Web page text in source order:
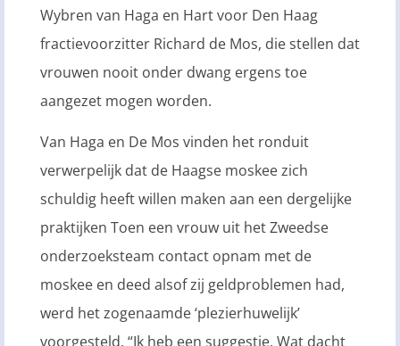
Wybren van Haga en Hart voor Den Haag
fractievoorzitter Richard de Mos, die stellen dat
vrouwen nooit onder dwang ergens toe
aangezet mogen worden.
Van Haga en De Mos vinden het ronduit
verwerpelijk dat de Haagse moskee zich
schuldig heeft willen maken aan een dergelijke
praktijken Toen een vrouw uit het Zweedse
onderzoeksteam contact opnam met de
moskee en deed alsof zij geldproblemen had,
werd het zogenaamde ‘plezierhuwelijk’
voorgesteld. “Ik heb een suggestie. Wat dacht